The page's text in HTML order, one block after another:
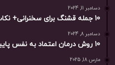
دسامبر 11, 2024
10 جمله قشنگ برای سخنرانی+ نکات و ترفندهای کاربردی
دسامبر 8, 2024
10 روش درمان اعتماد به نفس پایین در بزرگسالان
مارس 18, 2025